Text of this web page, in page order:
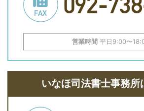
営業時間 平日9:00〜
いなほ司法書士事務所